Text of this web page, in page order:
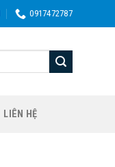
0917472787
LIÊN HỆ